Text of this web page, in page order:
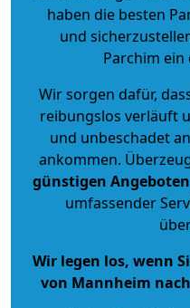
haben die besten
und
Parchim
Wir sorgen dafür,
reibungslos verläuft
und unbeschadet
ankommen.
günstigen
umfassender
Wir legen los, wenn
von Mannheim